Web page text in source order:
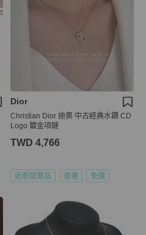
Dior
Christian Dior 迪奧 中古經典水鑽 CD
Logo 鍍金項鏈
TWD 4,766
近新閒置品 香港 免運